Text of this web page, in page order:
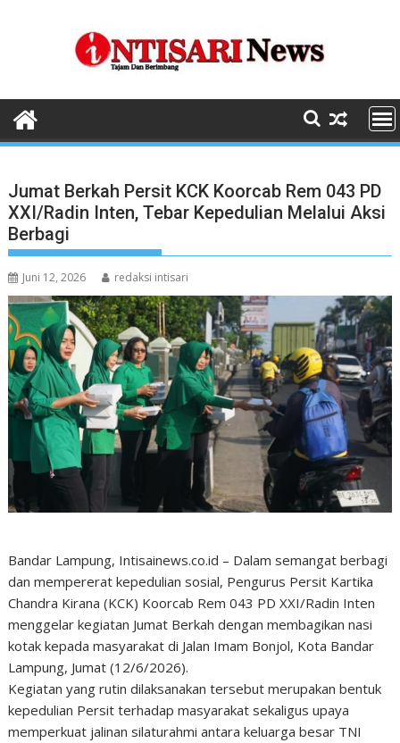
Jumat Berkah Persit KCK Koorcab Rem 043 PD
XXI/Radin Inten, Tebar Kepedulian Melalui Aksi
Berbagi
Juni 12, 2026 redaksi intisari
Bandar Lampung, Intisainews.co.id – Dalam semangat berbagi
dan mempererat kepedulian sosial, Pengurus Persit Kartika
Chandra Kirana (KCK) Koorcab Rem 043 PD XXI/Radin Inten
menggelar kegiatan Jumat Berkah dengan membagikan nasi
kotak kepada masyarakat di Jalan Imam Bonjol, Kota Bandar
Lampung, Jumat (12/6/2026).
Kegiatan yang rutin dilaksanakan tersebut merupakan bentuk
kepedulian Persit terhadap masyarakat sekaligus upaya
memperkuat jalinan silaturahmi antara keluarga besar TNI